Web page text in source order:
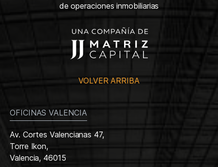
de operaciones inmobiliarias
VOLVER ARRIBA
OFICINAS VALENCIA
Av. Cortes Valencianas 47,
Torre Ikon,
Valencia, 46015